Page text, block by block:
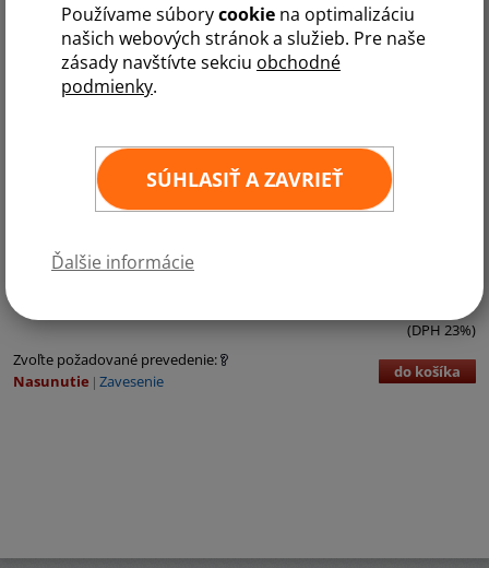
Používame súborycookie na optimalizáciu
našich webových stránok a služieb. Pre naše
zásady navštívte sekciu obchodné
podmienky.
SÚHLASIŤ A ZAVRIEŤ
Ďalšie informácie
Grenada
Kategórie:
(DPH 23%)
Zvoľte požadované prevedenie:
Nasunutie Zavesenie do košíka